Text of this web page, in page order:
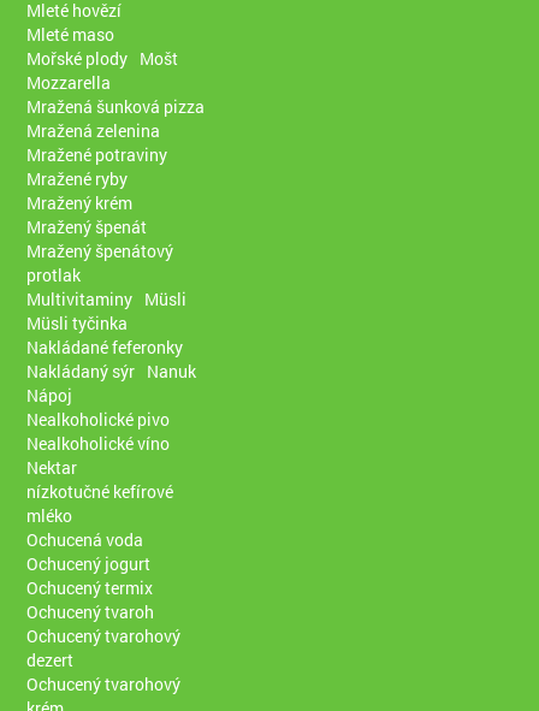
Mleté hovězí
Mleté maso
Mořské plody Mošt
Mozzarella
Mražená šunková pizza
Mražená zelenina
Mražené potraviny
Mražené ryby
Mražený krém
Mražený špenát
Mražený špenátový
protlak
Multivitaminy Müsli
Müsli tyčinka
Nakládané feferonky
Nakládaný sýr Nanuk
Nápoj
Nealkoholické pivo
Nealkoholické víno
Nektar
nízkotučné kefírové
mléko
Ochucená voda
Ochucený jogurt
Ochucený termix
Ochucený tvaroh
Ochucený tvarohový
dezert
Ochucený tvarohový